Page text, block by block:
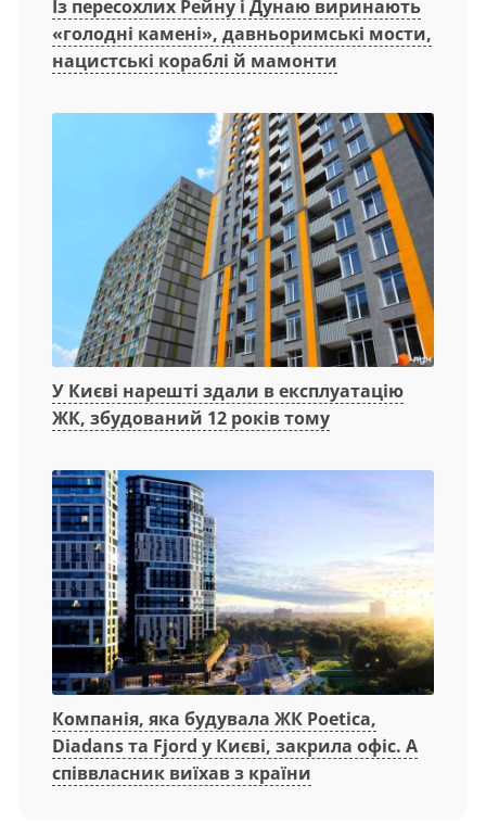
Із пересохлих Рейну і Дунаю виринають
«голодні камені», давньоримські мости,
нацистські кораблі й мамонти
У Києві нарешті здали в експлуатацію
ЖК, збудований 12 років тому
Компанія, яка будувала ЖК Poetica,
Diadans та Fjord у Києві, закрила офіс. А
співвласник виїхав з країни